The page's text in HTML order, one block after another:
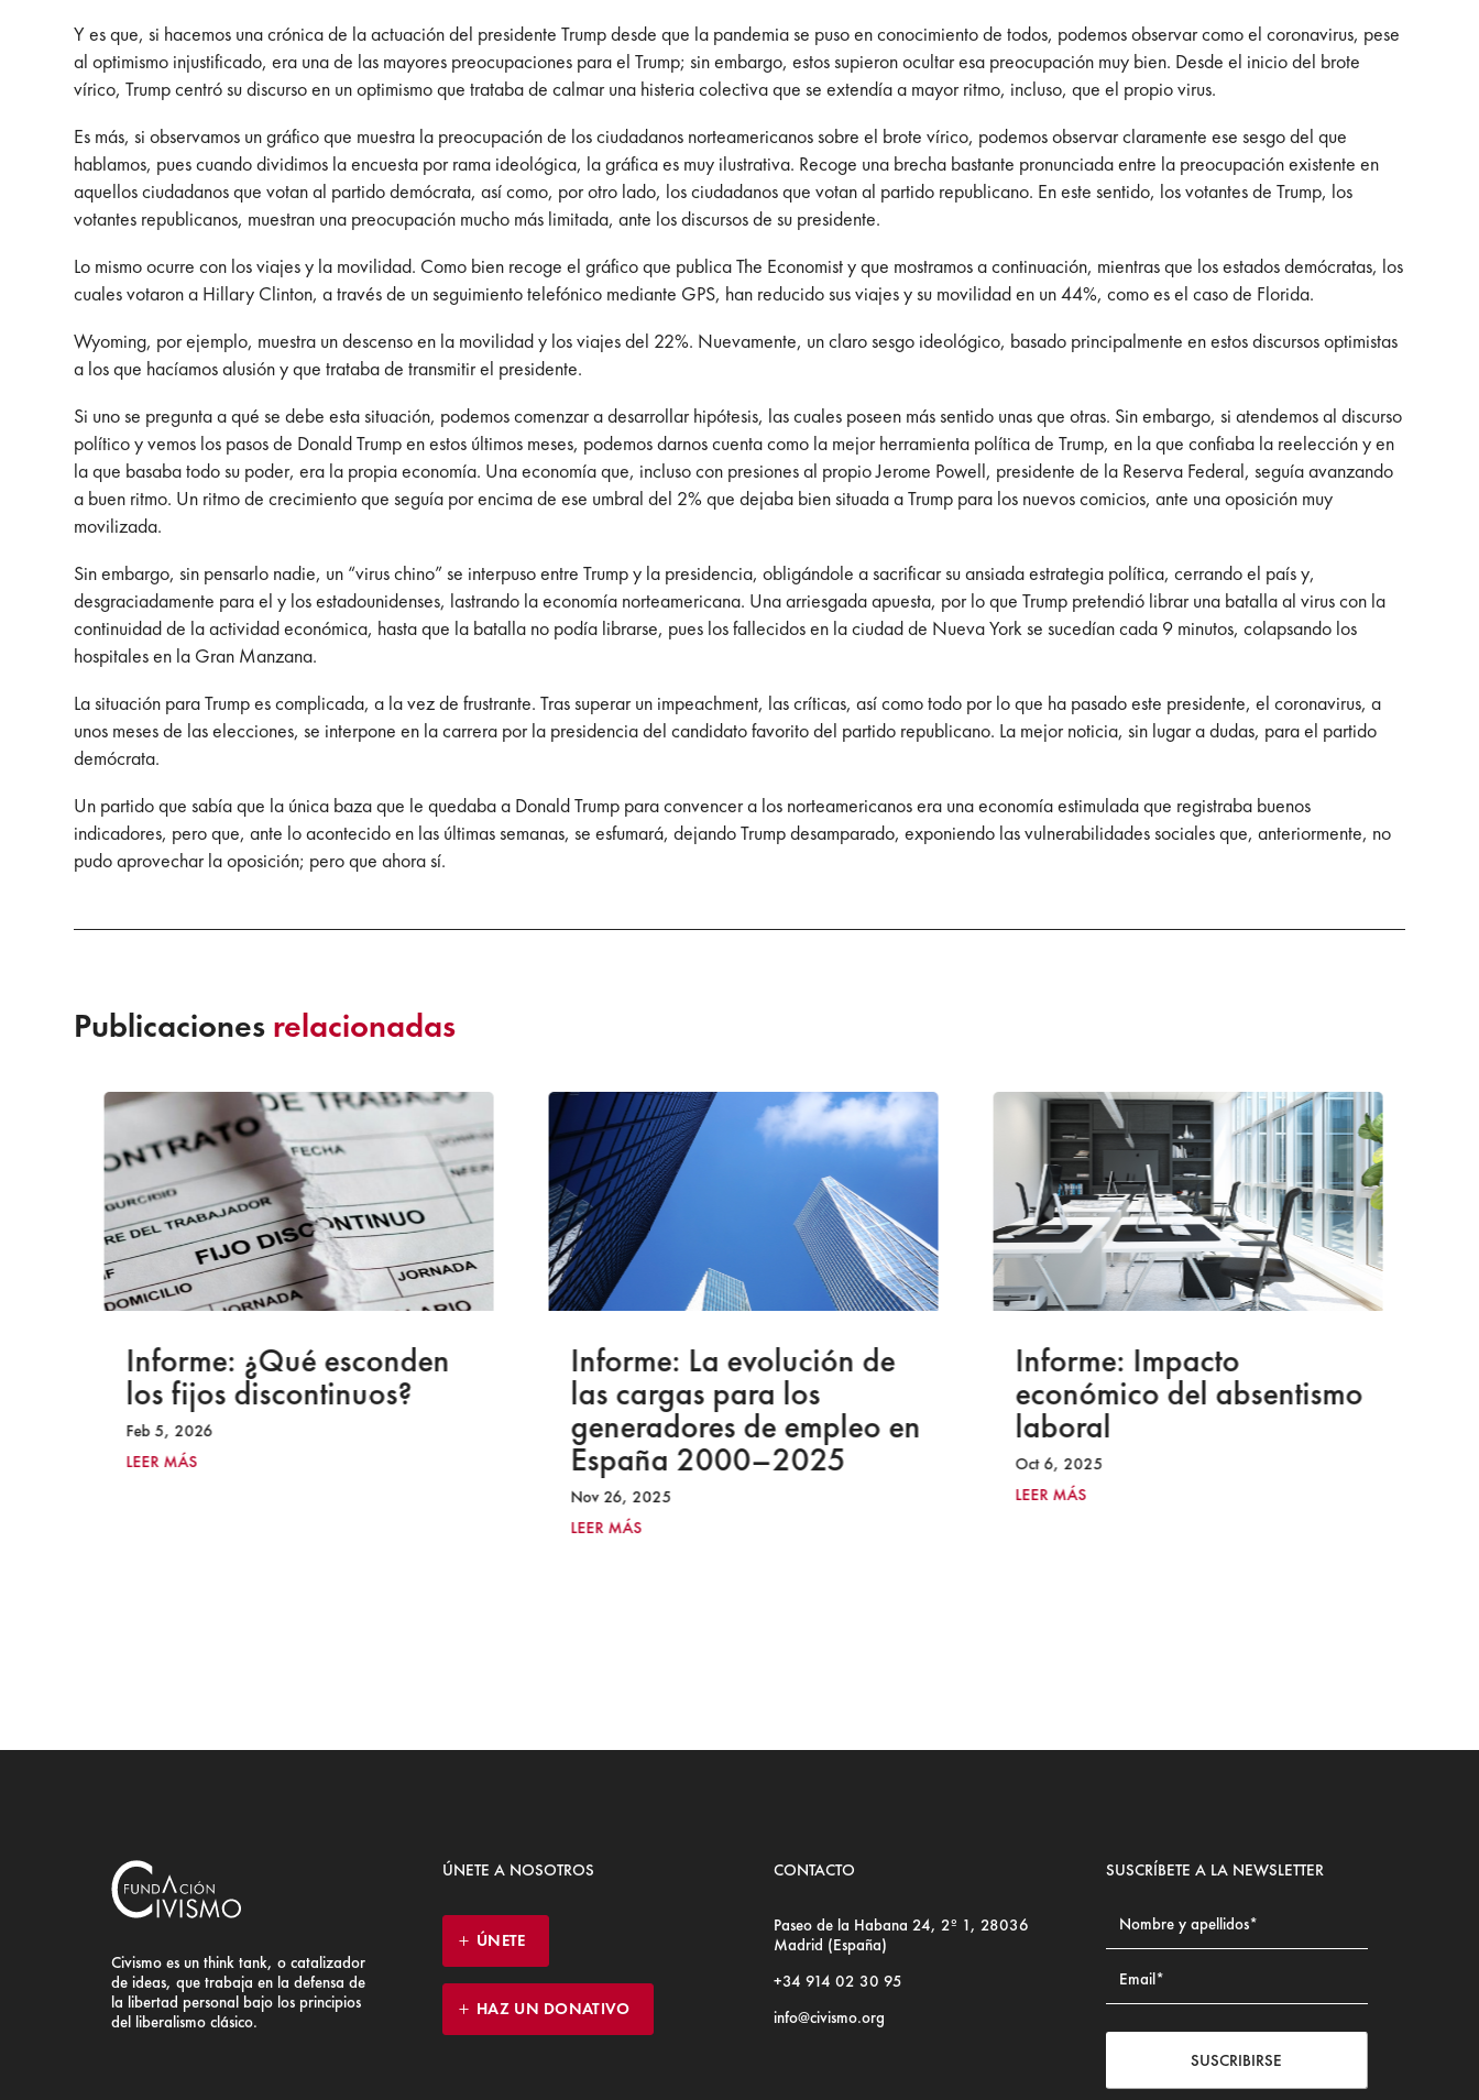
Y es que, si hacemos una crónica de la actuación del presidente Trump desde que la pandemia se puso en conocimiento de todos, podemos observar como el coronavirus, pese
al optimismo injustificado, era una de las mayores preocupaciones para el Trump; sin embargo, estos supieron ocultar esa preocupación muy bien. Desde el inicio del brote
vírico, Trump centró su discurso en un optimismo que trataba de calmar una histeria colectiva que se extendía a mayor ritmo, incluso, que el propio virus.
Es más, si observamos un gráfico que muestra la preocupación de los ciudadanos norteamericanos sobre el brote vírico, podemos observar claramente ese sesgo del que
hablamos, pues cuando dividimos la encuesta por rama ideológica, la gráfica es muy ilustrativa. Recoge una brecha bastante pronunciada entre la preocupación existente en
aquellos ciudadanos que votan al partido demócrata, así como, por otro lado, los ciudadanos que votan al partido republicano. En este sentido, los votantes de Trump, los
votantes republicanos, muestran una preocupación mucho más limitada, ante los discursos de su presidente.
Lo mismo ocurre con los viajes y la movilidad. Como bien recoge el gráfico que publica The Economist y que mostramos a continuación, mientras que los estados demócratas, los
cuales votaron a Hillary Clinton, a través de un seguimiento telefónico mediante GPS, han reducido sus viajes y su movilidad en un 44%, como es el caso de Florida.
Wyoming, por ejemplo, muestra un descenso en la movilidad y los viajes del 22%. Nuevamente, un claro sesgo ideológico, basado principalmente en estos discursos optimistas
a los que hacíamos alusión y que trataba de transmitir el presidente.
Si uno se pregunta a qué se debe esta situación, podemos comenzar a desarrollar hipótesis, las cuales poseen más sentido unas que otras. Sin embargo, si atendemos al discurso
político y vemos los pasos de Donald Trump en estos últimos meses, podemos darnos cuenta como la mejor herramienta política de Trump, en la que confiaba la reelección y en
la que basaba todo su poder, era la propia economía. Una economía que, incluso con presiones al propio Jerome Powell, presidente de la Reserva Federal, seguía avanzando
a buen ritmo. Un ritmo de crecimiento que seguía por encima de ese umbral del 2% que dejaba bien situada a Trump para los nuevos comicios, ante una oposición muy
movilizada.
Sin embargo, sin pensarlo nadie, un “virus chino” se interpuso entre Trump y la presidencia, obligándole a sacrificar su ansiada estrategia política, cerrando el país y,
desgraciadamente para el y los estadounidenses, lastrando la economía norteamericana. Una arriesgada apuesta, por lo que Trump pretendió librar una batalla al virus con la
continuidad de la actividad económica, hasta que la batalla no podía librarse, pues los fallecidos en la ciudad de Nueva York se sucedían cada 9 minutos, colapsando los
hospitales en la Gran Manzana.
La situación para Trump es complicada, a la vez de frustrante. Tras superar un impeachment, las críticas, así como todo por lo que ha pasado este presidente, el coronavirus, a
unos meses de las elecciones, se interpone en la carrera por la presidencia del candidato favorito del partido republicano. La mejor noticia, sin lugar a dudas, para el partido
demócrata.
Un partido que sabía que la única baza que le quedaba a Donald Trump para convencer a los norteamericanos era una economía estimulada que registraba buenos
indicadores, pero que, ante lo acontecido en las últimas semanas, se esfumará, dejando Trump desamparado, exponiendo las vulnerabilidades sociales que, anteriormente, no
pudo aprovechar la oposición; pero que ahora sí.
Publicaciones relacionadas
Informe: ¿Qué esconden
los fijos discontinuos?
Feb 5, 2026
LEER MÁS
Informe: La evolución de
las cargas para los
generadores de empleo en
España 2000–2025
Nov 26, 2025
LEER MÁS
Informe: Impacto
económico del absentismo
laboral
Oct 6, 2025
LEER MÁS
Civismo es un think tank, o catalizador
de ideas, que trabaja en la defensa de
la libertad personal bajo los principios
del liberalismo clásico.
ÚNETE A NOSOTROS
ÚNETE
HAZ UN DONATIVO
CONTACTO
Paseo de la Habana 24, 2º 1, 28036
Madrid (España)
+34 914 02 30 95
info@civismo.org
SUSCRÍBETE A LA NEWSLETTER
SUSCRIBIRSE